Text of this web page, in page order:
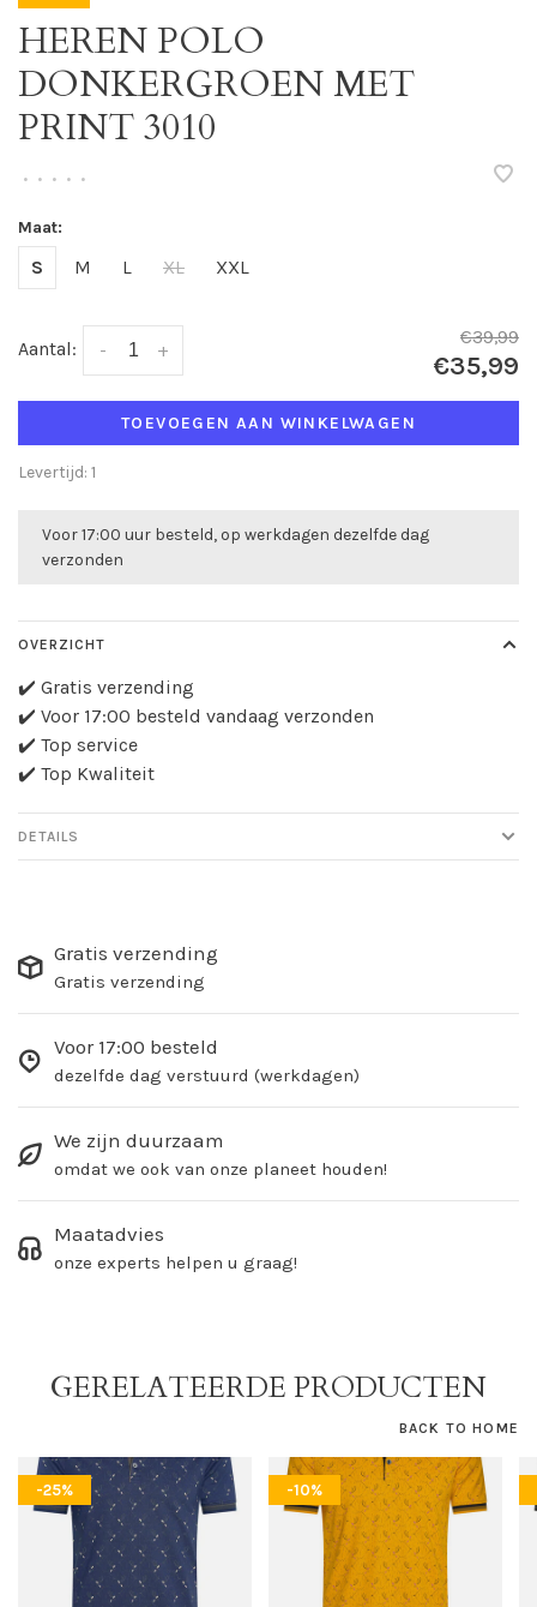
HEREN POLO
DONKERGROEN MET
PRINT 3010
• • • • •
Maat:
S M L XL XXL
Aantal: +
-
€39,99
€35,99
TOEVOEGEN AAN WINKELWAGEN
Levertijd: 1
Voor 17:00 uur besteld, op werkdagen dezelfde dag
verzonden
OVERZICHT
✔️ Gratis verzending
✔️ Voor 17:00 besteld vandaag verzonden
✔️ Top service
✔️ Top Kwaliteit
DETAILS
Gratis verzending
Gratis verzending
Voor 17:00 besteld
dezelfde dag verstuurd (werkdagen)
We zijn duurzaam
omdat we ook van onze planeet houden!
Maatadvies
onze experts helpen u graag!
GERELATEERDE PRODUCTEN
BACK TO HOME
-25% -10%